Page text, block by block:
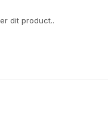
dit product..